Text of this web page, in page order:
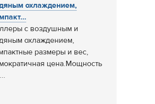
охлаждением,
с воздушным и
охлаждением,
размеры и вес,
цена.Мощность